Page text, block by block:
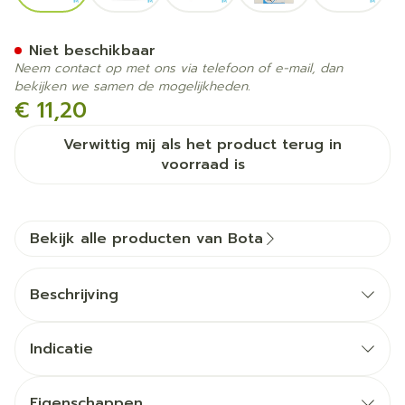
€ 11,20
Verwittig mij als het product terug in
voorraad is
Niet beschikbaar
Neem contact op met ons via telefoon of e-mail, dan
bekijken we samen de mogelijkheden.
Bekijk alle producten van Bota
Beschrijving
Indicatie